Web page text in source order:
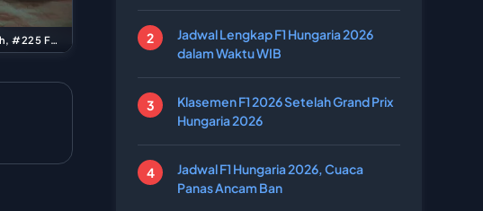
#299 The Dacia SandAdriders Dacia: Nasser Al-Attiyah, #225 Ford M-Sport Ford: Carlos Sainz Sr
Jadwal Lengkap F1 Hungaria 2026
dalam Waktu WIB
Klasemen F1 2026 Setelah Grand Prix
Hungaria 2026
Jadwal F1 Hungaria 2026, Cuaca
Panas Ancam Ban